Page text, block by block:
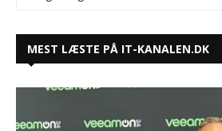
MEST LÆSTE PÅ IT-KANALEN.DK